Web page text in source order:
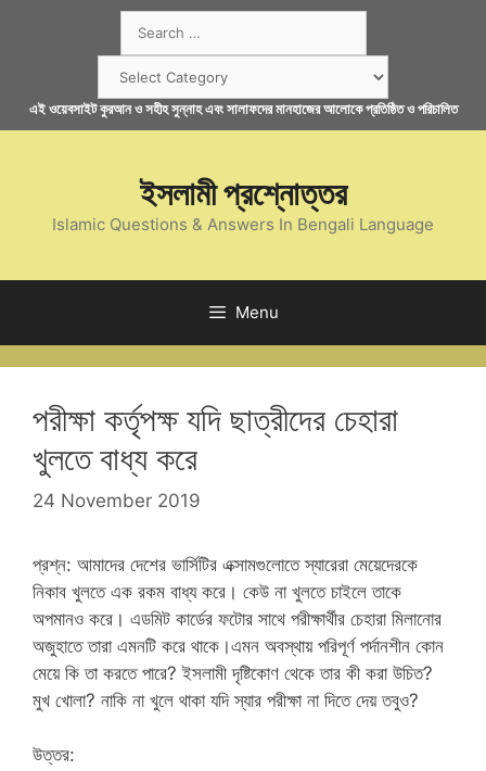
for:
এই ওয়েবসাইট কুরআন ও সহীহ সুন্নাহ এবং সালাফদের মানহাজের আলোকে প্রতিষ্ঠিত ও পরিচালিত
ইসলামী প্রশ্নোত্তর
Islamic Questions & Answers In Bengali Language
Menu
পরীক্ষা কর্তৃপক্ষ যদি ছাত্রীদের চেহারা
খুলতে বাধ্য করে
24 November 2019
প্রশ্ন: আমাদের দেশের ভার্সিটির এক্সামগুলোতে স্যারেরা মেয়েদেরকে
নিকাব খুলতে এক রকম বাধ্য করে। কেউ না খুলতে চাইলে তাকে
অপমানও করে। এডমিট কার্ডের ফটোর সাথে পরীক্ষার্থীর চেহারা মিলানোর
অজুহাতে তারা এমনটি করে থাকে।এমন অবস্থায় পরিপূর্ণ পর্দানশীন কোন
মেয়ে কি তা করতে পারে? ইসলামী দৃষ্টিকোণ থেকে তার কী করা উচিত?
মুখ খোলা? নাকি না খুলে থাকা যদি স্যার পরীক্ষা না দিতে দেয় তবুও?
উত্তর: